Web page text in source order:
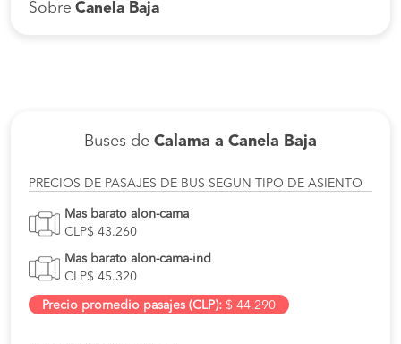
Sobre Canela Baja
Buses de Calama a Canela Baja
PRECIOS DE PASAJES DE BUS SEGUN TIPO DE ASIENTO
Mas barato alon-cama
CLP$ 43.260
Mas barato alon-cama-ind
CLP$ 45.320
Precio promedio pasajes (CLP): $ 44.290